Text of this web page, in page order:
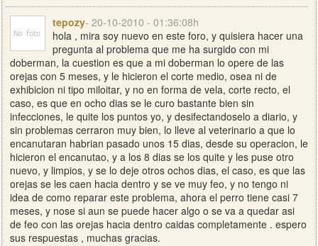
tepozy- 20-10-2010 - 01:36:08h
hola , mira soy nuevo en este foro, y quisiera hacer una
pregunta al problema que me ha surgido con mi
doberman, la cuestion es que a mi doberman lo opere de las
orejas con 5 meses, y le hicieron el corte medio, osea ni de
exhibicion ni tipo miloitar, y no en forma de vela, corte recto, el
caso, es que en ocho dias se le curo bastante bien sin
infecciones, le quite los puntos yo, y desifectandoselo a diario, y
sin problemas cerraron muy bien, lo lleve al veterinario a que lo
encanutaran habrian pasado unos 15 dias, desde su operacion, le
hicieron el encanutao, y a los 8 dias se los quite y les puse otro
nuevo, y limpios, y se lo deje otros ochos dias, el caso, es que las
orejas se les caen hacia dentro y se ve muy feo, y no tengo ni
idea de como reparar este problema, ahora el perro tiene casi 7
meses, y nose si aun se puede hacer algo o se va a quedar asi
de feo con las orejas hacia dentro caidas completamente . espero
sus respuestas , muchas gracias.